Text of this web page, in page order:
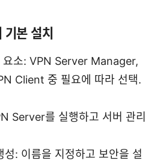
본 설치
요소: VPN Server Manager,
Client 중 필요에 따라 선택.
Server를 실행하고 서버 관리
: 이름을 지정하고 보안을 설